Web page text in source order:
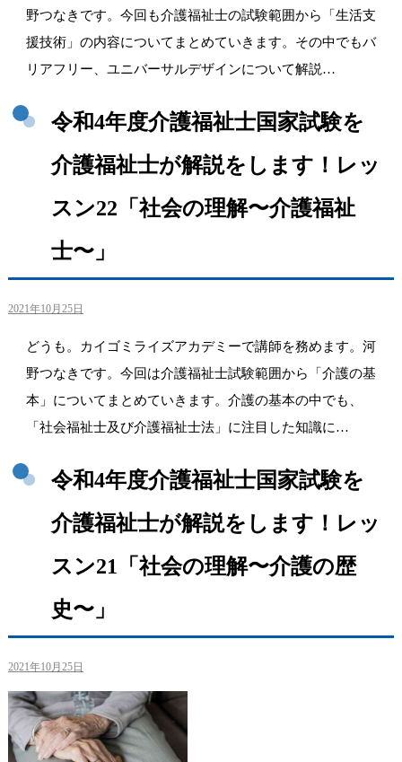
野つなきです。今回も介護福祉士の試験範囲から「生活支
援技術」の内容についてまとめていきます。その中でもバ
リアフリー、ユニバーサルデザインについて解説…
令和4年度介護福祉士国家試験を
介護福祉士が解説をします！レッ
スン22「社会の理解〜介護福祉
士〜」
2021年10月25日
どうも。カイゴミライズアカデミーで講師を務めます。河
野つなきです。今回は介護福祉士試験範囲から「介護の基
本」についてまとめていきます。介護の基本の中でも、
「社会福祉士及び介護福祉士法」に注目した知識に…
令和4年度介護福祉士国家試験を
介護福祉士が解説をします！レッ
スン21「社会の理解〜介護の歴
史〜」
2021年10月25日